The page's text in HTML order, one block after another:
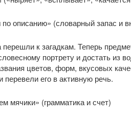
описанию» (словарный запас и
перешли к загадкам. Теперь
портрету и достать из
цветов, форм, вкусовых
перевели его в активную речь.
мячики» (грамматика и счет)